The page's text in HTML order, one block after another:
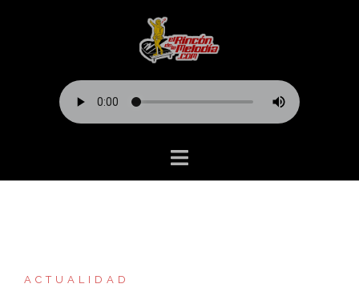
ACTUALIDAD